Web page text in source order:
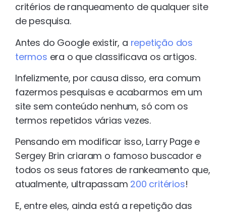
critérios de ranqueamento de qualquer site
de pesquisa.
Antes do Google existir, a repetição dos
termos era o que classificava os artigos.
Infelizmente, por causa disso, era comum
fazermos pesquisas e acabarmos em um
site sem conteúdo nenhum, só com os
termos repetidos várias vezes.
Pensando em modificar isso, Larry Page e
Sergey Brin criaram o famoso buscador e
todos os seus fatores de rankeamento que,
atualmente, ultrapassam 200 critérios!
E, entre eles, ainda está a repetição das